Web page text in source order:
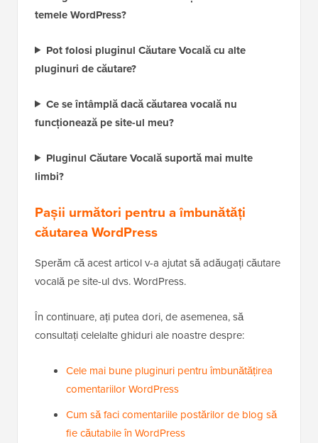
temele WordPress?
Pot folosi pluginul Căutare Vocală cu alte
pluginuri de căutare?
Ce se întâmplă dacă căutarea vocală nu
funcționează pe site-ul meu?
Pluginul Căutare Vocală suportă mai multe
limbi?
Pașii următori pentru a îmbunătăți
căutarea WordPress
Sperăm că acest articol v-a ajutat să adăugați căutare
vocală pe site-ul dvs. WordPress.
În continuare, ați putea dori, de asemenea, să
consultați celelalte ghiduri ale noastre despre:
Cele mai bune pluginuri pentru îmbunătățirea
comentariilor WordPress
Cum să faci comentariile postărilor de blog să
fie căutabile în WordPress